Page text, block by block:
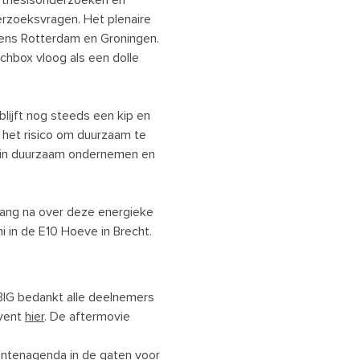
Het plenaire
Rotterdam en Groningen.
vloog als een dolle
nog steeds een kip en
risico om duurzaam te
duurzaam ondernemen en
na over deze energieke
de E10 Hoeve in Brecht.
bedankt alle deelnemers
hier. De aftermovie
in de gaten voor